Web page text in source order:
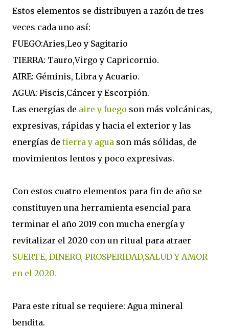
Estos elementos se distribuyen a razón de tres
veces cada uno así:
FUEGO:Aries,Leo y Sagitario
TIERRA: Tauro,Virgo y Capricornio.
AIRE: Géminis, Libra y Acuario.
AGUA: Piscis,Cáncer y Escorpión.
Las energías de aire y fuego son más volcánicas,
expresivas, rápidas y hacia el exterior y las
energías de tierra y agua son más sólidas, de
movimientos lentos y poco expresivas.
Con estos cuatro elementos para fin de año se
constituyen una herramienta esencial para
terminar el año 2019 con mucha energía y
revitalizar el 2020 con un ritual para atraer
SUERTE, DINERO, PROSPERIDAD,SALUD Y AMOR
en el 2020.
Para este ritual se requiere: Agua mineral
bendita.